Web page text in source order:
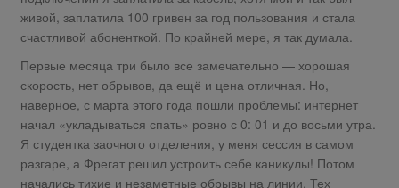
живой, заплатила 100 гривен за год пользования и стала
счастливой абоненткой. По крайней мере, я так думала.
Первые месяца три было все замечательно — хорошая
скорость, нет обрывов, да ещё и цена отличная. Но,
наверное, с марта этого года пошли проблемы: интернет
начал «укладываться спать» ровно с 0: 01 и до восьми утра.
Я студентка заочного отделения, у меня сессия в самом
разгаре, а Фрегат решил устроить себе каникулы! Потом
начались тихие и незаметные обрывы на линии. Тех